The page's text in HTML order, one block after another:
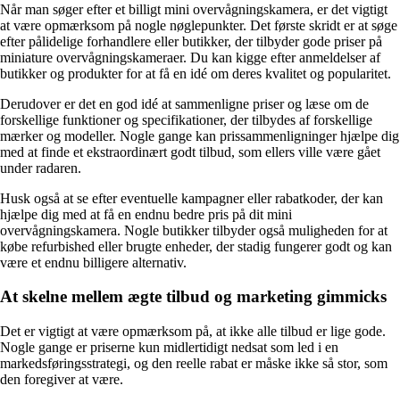
Når man søger efter et billigt mini overvågningskamera, er det vigtigt
at være opmærksom på nogle nøglepunkter. Det første skridt er at søge
efter pålidelige forhandlere eller butikker, der tilbyder gode priser på
miniature overvågningskameraer. Du kan kigge efter anmeldelser af
butikker og produkter for at få en idé om deres kvalitet og popularitet.
Derudover er det en god idé at sammenligne priser og læse om de
forskellige funktioner og specifikationer, der tilbydes af forskellige
mærker og modeller. Nogle gange kan prissammenligninger hjælpe dig
med at finde et ekstraordinært godt tilbud, som ellers ville være gået
under radaren.
Husk også at se efter eventuelle kampagner eller rabatkoder, der kan
hjælpe dig med at få en endnu bedre pris på dit mini
overvågningskamera. Nogle butikker tilbyder også muligheden for at
købe refurbished eller brugte enheder, der stadig fungerer godt og kan
være et endnu billigere alternativ.
At skelne mellem ægte tilbud og marketing gimmicks
Det er vigtigt at være opmærksom på, at ikke alle tilbud er lige gode.
Nogle gange er priserne kun midlertidigt nedsat som led i en
markedsføringsstrategi, og den reelle rabat er måske ikke så stor, som
den foregiver at være.